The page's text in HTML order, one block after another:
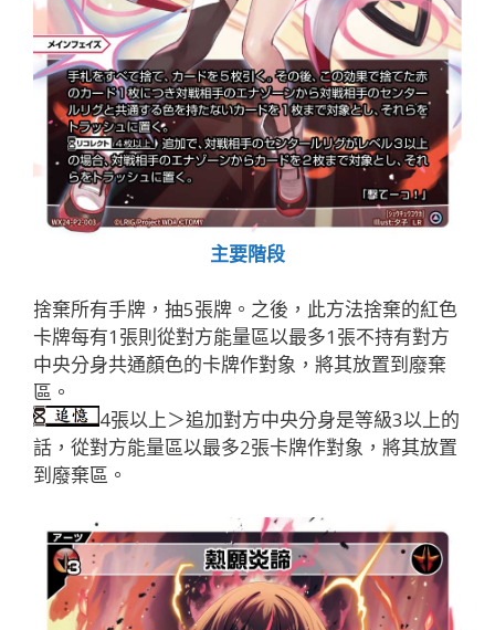
主要階段
捨棄所有手牌，抽5張牌。之後，此方法捨棄的紅色
卡牌每有1張則從對方能量區以最多1張不持有對方
中央分身共通顏色的卡牌作對象，將其放置到廢棄
區。
4張以上＞追加對方中央分身是等級3以上的
話，從對方能量區以最多2張卡牌作對象，將其放置
到廢棄區。